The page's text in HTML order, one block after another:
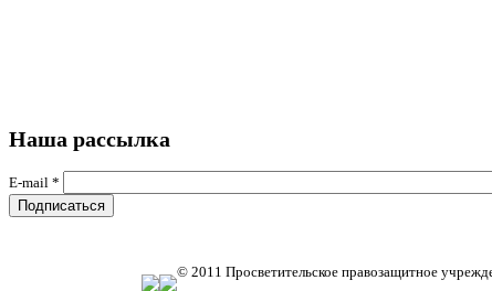
Наша рассылка
E-mail *
© 2011 Просветительское правозащитное